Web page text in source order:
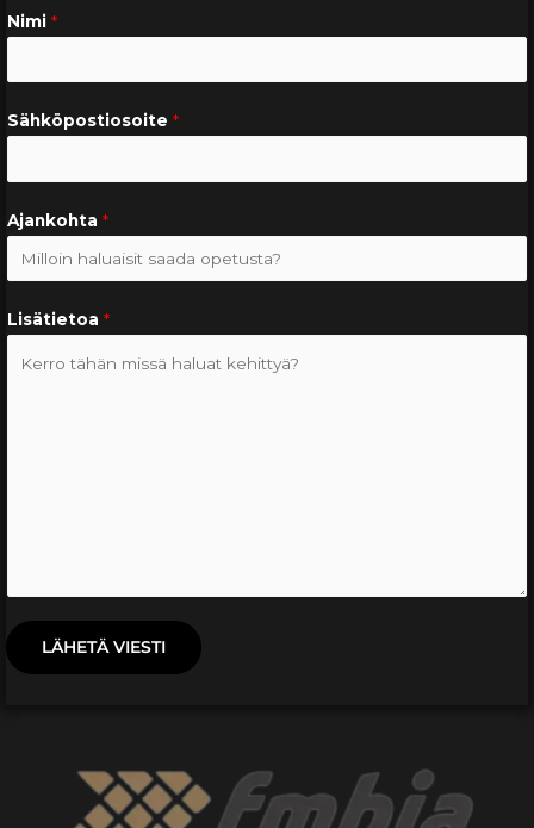
Nimi *
Sähköpostiosoite *
Ajankohta *
Lisätietoa *
LÄHETÄ VIESTI